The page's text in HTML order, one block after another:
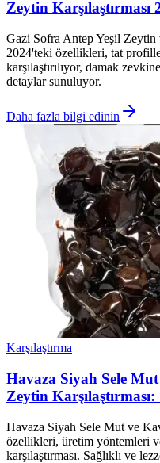
Zeytin Karşılaştırması
Gazi Sofra Antep Yeşil
2024'teki özellikleri, tat
karşılaştırılıyor, damak
detaylar sunuluyor.
Daha fazla bilgi edinin
Karşılaştırma
Havaza Siyah Sele
Zeytin
Havaza Siyah Sele Mut ve
özellikleri, üretim yöntemleri
karşılaştırması. Sağlıklı ve